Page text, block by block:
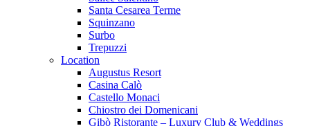
Santa Cesarea Terme
Squinzano
Surbo
Trepuzzi
Location
Augustus Resort
Casina Calò
Castello Monaci
Chiostro dei Domenicani
Gibò Ristorante – Luxury Club & Weddings